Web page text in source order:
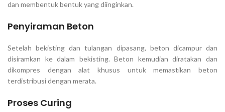
dan membentuk bentuk yang diinginkan.
Penyiraman Beton
Setelah bekisting dan tulangan dipasang, beton dicampur dan
disiramkan ke dalam bekisting. Beton kemudian diratakan dan
dikompres dengan alat khusus untuk memastikan beton
terdistribusi dengan merata.
Proses Curing